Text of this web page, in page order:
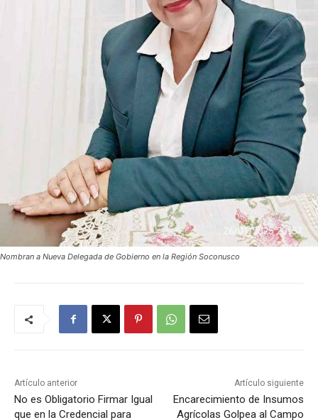
Nombran a Nueva Delegada de Gobierno en la Región Soconusco
Artículo anterior
No es Obligatorio Firmar Igual
que en la Credencial para
Artículo siguiente
Encarecimiento de Insumos
Agrícolas Golpea al Campo